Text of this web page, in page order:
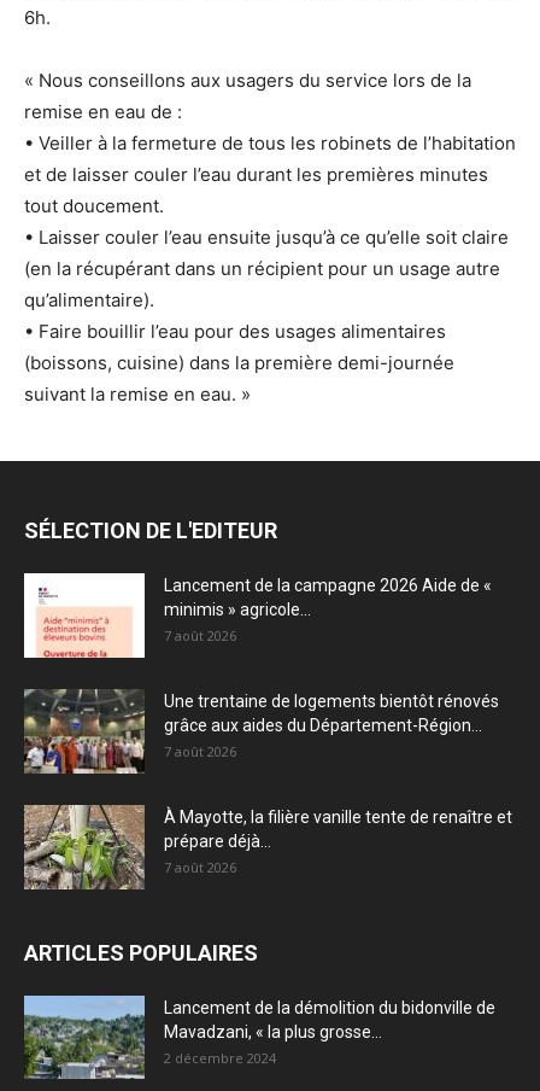
6h.
« Nous conseillons aux usagers du service lors de la
remise en eau de :
• Veiller à la fermeture de tous les robinets de l’habitation
et de laisser couler l’eau durant les premières minutes
tout doucement.
• Laisser couler l’eau ensuite jusqu’à ce qu’elle soit claire
(en la récupérant dans un récipient pour un usage autre
qu’alimentaire).
• Faire bouillir l’eau pour des usages alimentaires
(boissons, cuisine) dans la première demi-journée
suivant la remise en eau. »
SÉLECTION DE L'EDITEUR
Lancement de la campagne 2026 Aide de «
minimis » agricole...
7 août 2026
Une trentaine de logements bientôt rénovés
grâce aux aides du Département-Région...
7 août 2026
À Mayotte, la filière vanille tente de renaître et
prépare déjà...
7 août 2026
ARTICLES POPULAIRES
Lancement de la démolition du bidonville de
Mavadzani, « la plus grosse...
2 décembre 2024